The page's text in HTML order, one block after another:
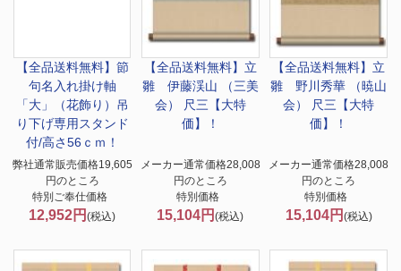
【全品送料無料】 節
句名入れ掛け軸
「大」（花飾り）吊
り下げ専用スタンド
付/高さ56ｃｍ！
弊社通常販売価格19,605
円のところ
特別ご奉仕価格
12,952円(税込)
【全品送料無料】 立
雛 伊藤渓山 （三美
会） 尺三【大特
価】！
メーカー通常価格28,008
円のところ
特別価格
15,104円(税込)
【全品送料無料】 立
雛 野川秀華 （暁山
会） 尺三【大特
価】！
メーカー通常価格28,008
円のところ
特別価格
15,104円 (税込)